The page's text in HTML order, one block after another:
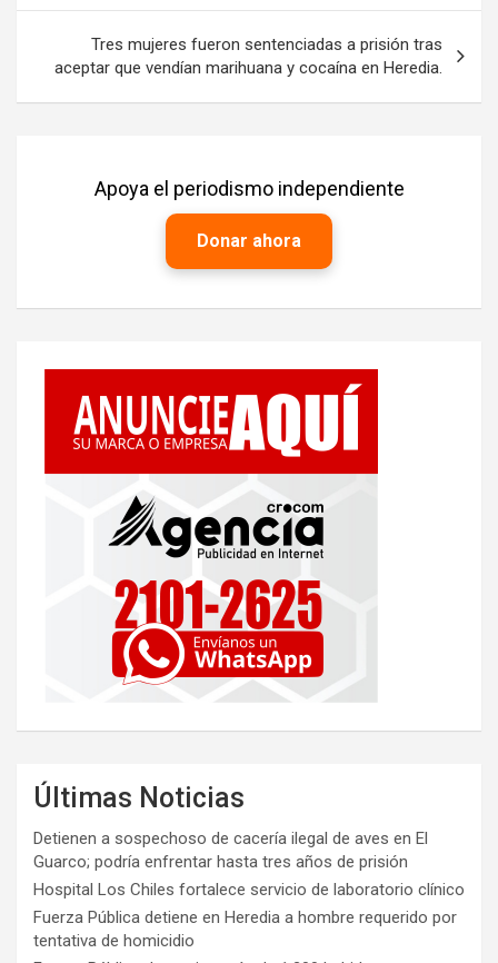
Tres mujeres fueron sentenciadas a prisión tras
aceptar que vendían marihuana y cocaína en Heredia.
Apoya el periodismo independiente
Donar ahora
Últimas Noticias
Detienen a sospechoso de cacería ilegal de aves en El
Guarco; podría enfrentar hasta tres años de prisión
Hospital Los Chiles fortalece servicio de laboratorio clínico
Fuerza Pública detiene en Heredia a hombre requerido por
tentativa de homicidio